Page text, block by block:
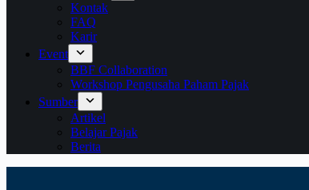
Kontak
FAQ
Karir
Event
BBF Collaboration
Workshop Pengusaha Paham Pajak
Sumber
Artikel
Belajar Pajak
Berita